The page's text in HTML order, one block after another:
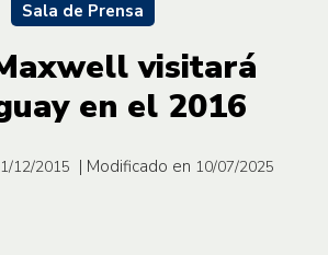
Sala de Prensa
visitará
en el 2016
12/2015 | Modificado en 10/07/2025